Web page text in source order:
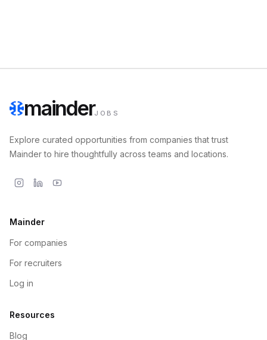
mainderJOBS
Explore curated opportunities from companies that trust
Mainder to hire thoughtfully across teams and locations.
Mainder
For companies
For recruiters
Log in
Resources
Blog